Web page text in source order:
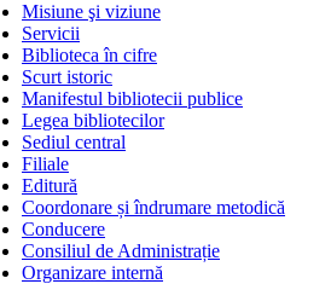
Misiune şi viziune
Servicii
Biblioteca în cifre
Scurt istoric
Manifestul bibliotecii publice
Legea bibliotecilor
Sediul central
Filiale
Editură
Coordonare și îndrumare metodică
Conducere
Consiliul de Administrație
Organizare internă